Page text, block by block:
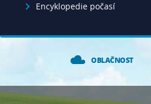
Encyklopedie počasí
OBLAČNOST